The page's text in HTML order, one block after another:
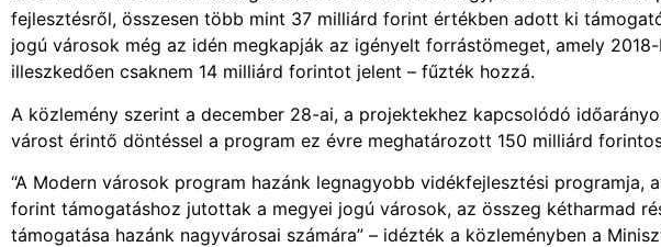
fejlesztésről, összesen több mint 37 milliárd forint értékben adott ki
jogú városok még az idén megkapják az igényelt forrástömeget, amely
illeszkedően csaknem 14 milliárd forintot jelent – fűzték hozzá.
A közlemény szerint a december 28-ai, a projektekhez kapcsolódó
várost érintő döntéssel a program ez évre meghatározott 150 milliárd
“A Modern városok program hazánk legnagyobb vidékfejlesztési programja,
forint támogatáshoz jutottak a megyei jogú városok, az összeg kétharmad
támogatása hazánk nagyvárosai számára” – idézték a közleményben a